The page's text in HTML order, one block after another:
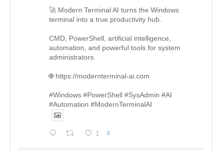
🚀 Modern Terminal AI turns the Windows
terminal into a true productivity hub.
CMD, PowerShell, artificial intelligence,
automation, and powerful tools for system
administrators.
🌐 https://modernterminal-ai.com
#Windows #PowerShell #SysAdmin #AI
#Automation #ModernTerminalAI
1 X